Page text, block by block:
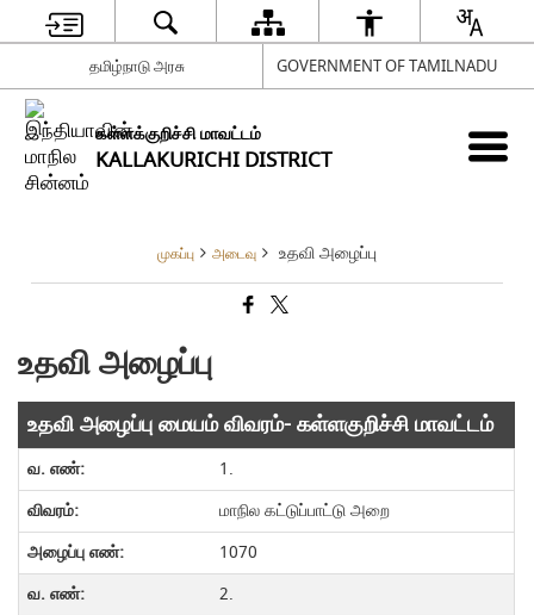
தமிழ்நாடு அரசு GOVERNMENT OF TAMILNADU
கள்ளக்குறிச்சி மாவட்டம்
KALLAKURICHI DISTRICT
முகப்பு அடைவு உதவி அழைப்பு
உதவி அழைப்பு
உதவி அழைப்பு மையம் விவரம்- கள்ளகுறிச்சி மாவட்டம்
1.
மாநில கட்டுப்பாட்டு அறை
1070
2.